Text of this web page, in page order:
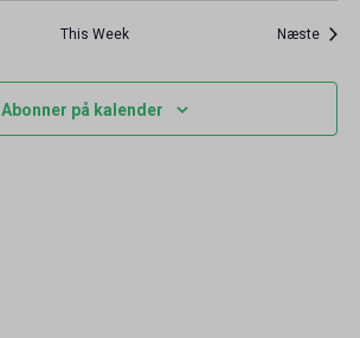
This Week Næste
Abonner på kalender